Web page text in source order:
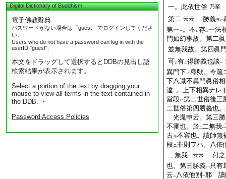
Digital Dictionary of Buddhism
電子佛教辭典
パスワードがない場合は「guest」でログインしてくださ
い。
Users who do not have a password can log in with the
userID "guest".
本文をドラッグして選択するとDDBの見出し語
検索結果が表示されます。
Select a portion of the text by dragging your
mouse to view all terms in the text contained in
the DDB. ・
Password Access Policies
一。此依世俗 乃至
第二 云云 勝義ヲハ
第一一。不 レ存二一法
門如幻事故。第二
並無我故。第四眞
可レ有二得勝義也談一
異門下ノ釋歟。今疏
下八識不異門眞俗
違一。上下相異ナレ
當段ハ第二世俗後三
二世俗第四勝義也
光胤申云。第三
不審也。於二二無我一
古キ不審也。讀師
段ニ非則ヲハ。八依
二無我一 云云
付之
也。第三勝義ハ只有
云 二 八依他別 一耶 讀